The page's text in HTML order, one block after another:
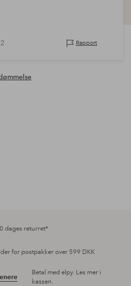
Rapport
dages returret*
for postpakker over 599 DKK
Betal med elpy. Les mer i
kassen.